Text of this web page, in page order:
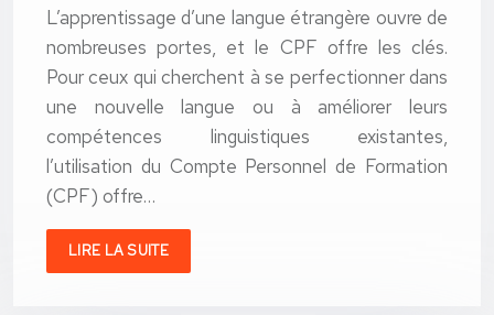
L’apprentissage d’une langue étrangère ouvre de
nombreuses portes, et le CPF offre les clés.
Pour ceux qui cherchent à se perfectionner dans
une nouvelle langue ou à améliorer leurs
compétences linguistiques existantes,
l’utilisation du Compte Personnel de Formation
(CPF) offre…
LIRE LA SUITE